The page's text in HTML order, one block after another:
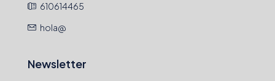
610614465
hola@
Newsletter